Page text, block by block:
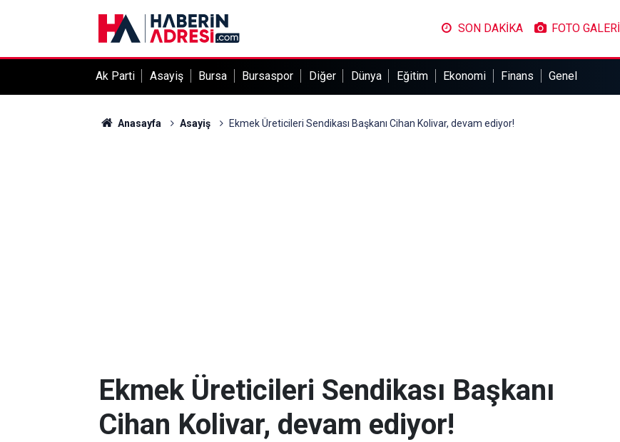
SON DAKİKA FOTO GALERİ
Ak Parti Asayiş Bursa Bursaspor Diğer Dünya Eğitim Ekonomi Finans Genel
Anasayfa Asayiş Ekmek Üreticileri Sendikası Başkanı Cihan Kolivar, devam ediyor!
Ekmek Üreticileri Sendikası Başkanı
Cihan Kolivar, devam ediyor!